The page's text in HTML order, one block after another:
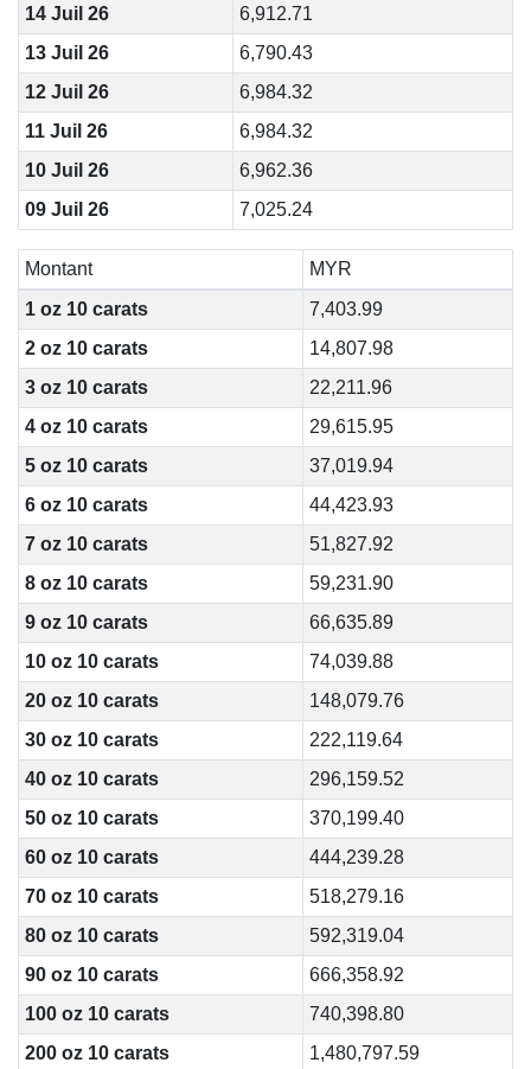
14 Juil 26
6,912.71
13 Juil 26
6,790.43
12 Juil 26
6,984.32
11 Juil 26
6,984.32
10 Juil 26
6,962.36
09 Juil 26
7,025.24
Montant
MYR
1 oz 10 carats
7,403.99
2 oz 10 carats
14,807.98
3 oz 10 carats
22,211.96
4 oz 10 carats
29,615.95
5 oz 10 carats
37,019.94
6 oz 10 carats
44,423.93
7 oz 10 carats
51,827.92
8 oz 10 carats
59,231.90
9 oz 10 carats
66,635.89
10 oz 10 carats
74,039.88
20 oz 10 carats
148,079.76
30 oz 10 carats
222,119.64
40 oz 10 carats
296,159.52
50 oz 10 carats
370,199.40
60 oz 10 carats
444,239.28
70 oz 10 carats
518,279.16
80 oz 10 carats
592,319.04
90 oz 10 carats
666,358.92
100 oz 10 carats
740,398.80
200 oz 10 carats
1,480,797.59